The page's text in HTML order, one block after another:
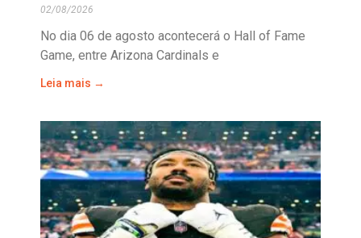
02/08/2026
No dia 06 de agosto acontecerá o Hall of Fame
Game, entre Arizona Cardinals e
Leia mais →